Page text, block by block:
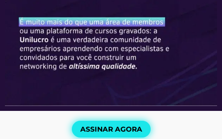
ASSINAR AGORA